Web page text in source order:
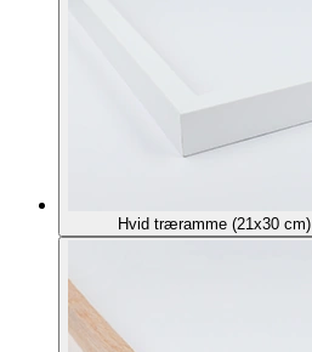
Hvid træramme (21x30 cm)